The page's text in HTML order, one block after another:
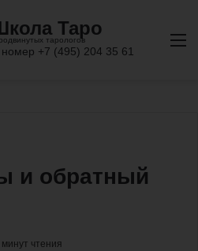
и обратный
чтения